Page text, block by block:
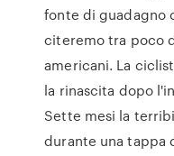
fonte di guadagno
citeremo tra poco
americani. La
la rinascita dopo
Sette mesi la
durante una tappa